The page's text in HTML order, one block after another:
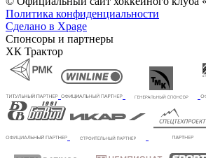
Политика конфиденциальности
Сделано в Xpage
Спонсоры и партнеры
ХК Трактор